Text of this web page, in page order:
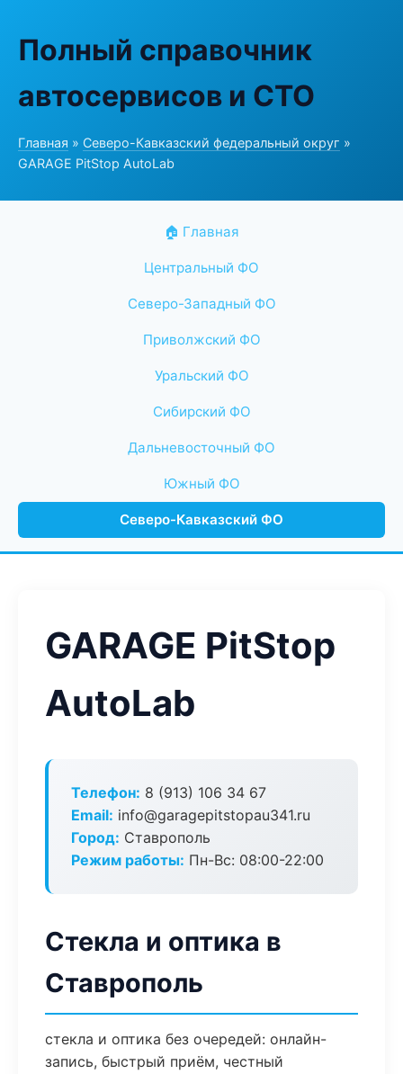
Полный справочник
автосервисов и СТО
Главная » Северо-Кавказский федеральный округ »
GARAGE PitStop AutoLab
🏠 Главная
Центральный ФО
Северо-Западный ФО
Приволжский ФО
Уральский ФО
Сибирский ФО
Дальневосточный ФО
Южный ФО
Северо-Кавказский ФО
GARAGE PitStop
AutoLab
Телефон: 8 (913) 106 34 67
Email: info@garagepitstopau341.ru
Город: Ставрополь
Режим работы: Пн-Вс: 08:00-22:00
Стекла и оптика в
Ставрополь
стекла и оптика без очередей: онлайн-
запись, быстрый приём, честный